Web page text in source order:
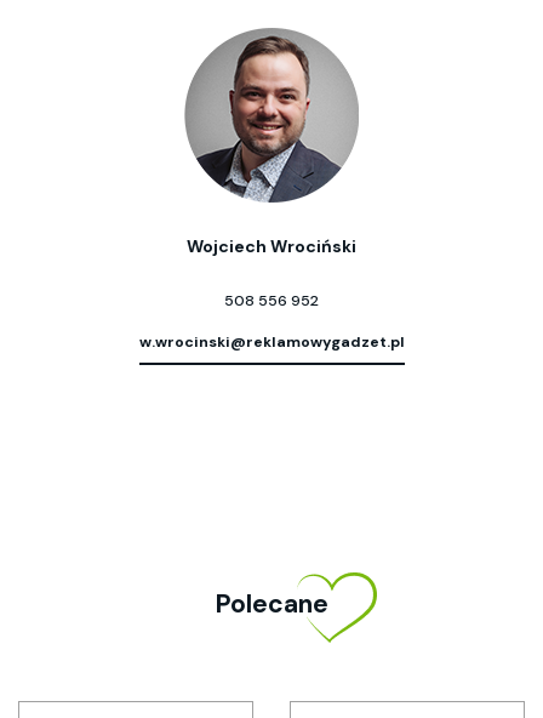
Wojciech Wrociński
508 556 952
w.wrocinski@reklamowygadzet.pl
Polecane